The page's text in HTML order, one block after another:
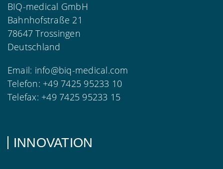
BIQ-medical GmbH
Bahnhofstraße 21
78647 Trossingen
Deutschland
Email: info@biq-medical.com
Telefon: +49 7425 95233 10
Telefax: +49 7425 95233 15
INNOVATION